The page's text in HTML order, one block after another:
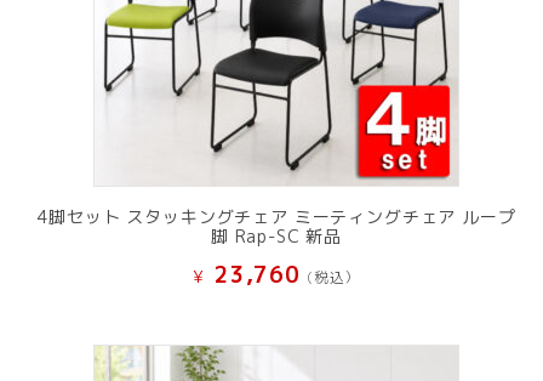
4脚セット スタッキングチェア ミーティングチェア ループ
脚 Rap-SC 新品
¥ 23,760 (税込）